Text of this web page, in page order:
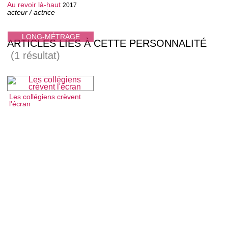
LONG-MÉTRAGE
Au revoir là-haut 2017
acteur / actrice
ARTICLES LIÉS À CETTE PERSONNALITÉ
(1 résultat)
Les collégiens crèvent
l'écran